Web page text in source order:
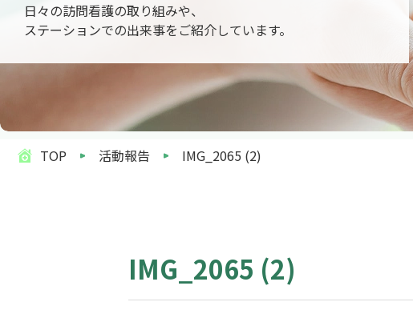
日々の訪問看護の取り組みや、
ステーションでの出来事をご紹介しています。
TOP 活動報告 IMG_2065 (2)
IMG_2065 (2)